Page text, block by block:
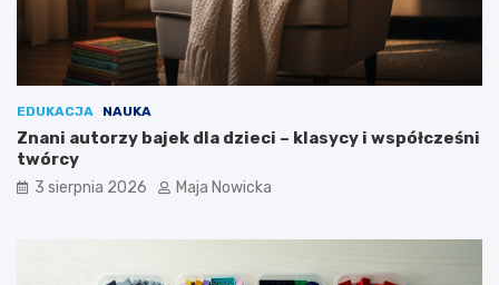
EDUKACJA NAUKA
Znani autorzy bajek dla dzieci – klasycy i współcześni
twórcy
3 sierpnia 2026 Maja Nowicka